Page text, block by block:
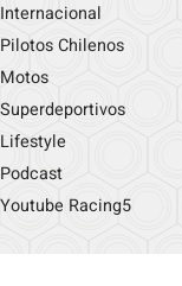
Internacional
Pilotos Chilenos
Motos
Superdeportivos
Lifestyle
Podcast
Youtube Racing5